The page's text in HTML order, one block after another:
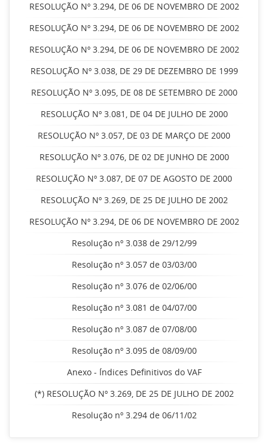
RESOLUÇÃO Nº 3.294, DE 06 DE NOVEMBRO DE 2002
RESOLUÇÃO Nº 3.294, DE 06 DE NOVEMBRO DE 2002
RESOLUÇÃO Nº 3.294, DE 06 DE NOVEMBRO DE 2002
RESOLUÇÃO Nº 3.038, DE 29 DE DEZEMBRO DE 1999
RESOLUÇÃO Nº 3.095, DE 08 DE SETEMBRO DE 2000
RESOLUÇÃO Nº 3.081, DE 04 DE JULHO DE 2000
RESOLUÇÃO Nº 3.057, DE 03 DE MARÇO DE 2000
RESOLUÇÃO Nº 3.076, DE 02 DE JUNHO DE 2000
RESOLUÇÃO Nº 3.087, DE 07 DE AGOSTO DE 2000
RESOLUÇÃO Nº 3.269, DE 25 DE JULHO DE 2002
RESOLUÇÃO Nº 3.294, DE 06 DE NOVEMBRO DE 2002
Resolução nº 3.038 de 29/12/99
Resolução nº 3.057 de 03/03/00
Resolução nº 3.076 de 02/06/00
Resolução nº 3.081 de 04/07/00
Resolução nº 3.087 de 07/08/00
Resolução nº 3.095 de 08/09/00
Anexo - Índices Definitivos do VAF
(*) RESOLUÇÃO Nº 3.269, DE 25 DE JULHO DE 2002
Resolução nº 3.294 de 06/11/02